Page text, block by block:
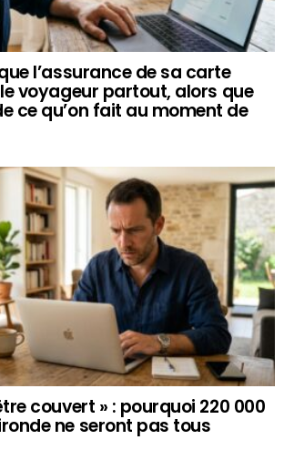
l’assurance de sa carte
voyageur partout, alors que
ce qu’on fait au moment de
couvert » : pourquoi 220 000
ne seront pas tous